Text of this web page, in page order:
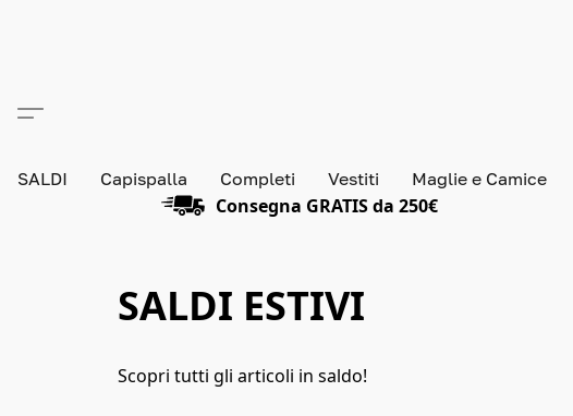
SALDI Capispalla Completi Vestiti Maglie e Camice
Consegna GRATIS da 250€
SALDI ESTIVI
Scopri tutti gli articoli in saldo!